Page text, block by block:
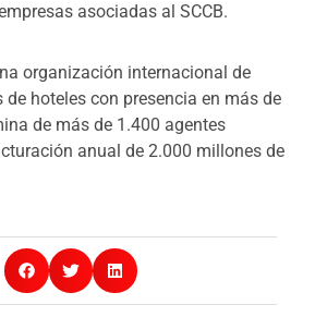
asociadas al SCCB.
organización internacional de
hoteles con presencia en más de
de más de 1.400 agentes
anual de 2.000 millones de